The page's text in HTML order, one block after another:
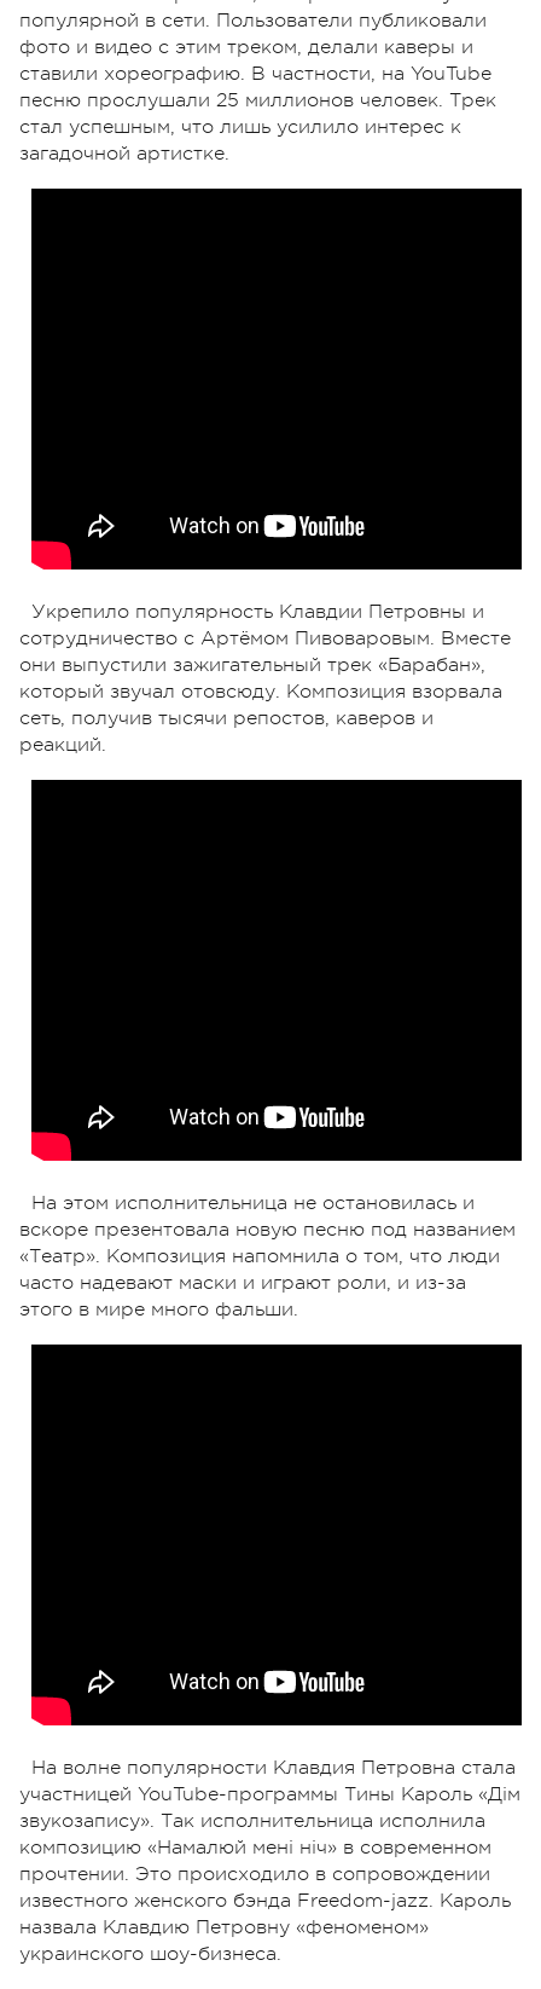
популярной в сети. Пользователи публиковали
фото и видео с этим треком, делали каверы и
ставили хореографию. В частности, на YouTube
песню прослушали 25 миллионов человек. Трек
стал успешным, что лишь усилило интерес к
загадочной артистке.
Укрепило популярность Клавдии Петровны и
сотрудничество с Артёмом Пивоваровым. Вместе
они выпустили зажигательный трек «Барабан»,
который звучал отовсюду. Композиция взорвала
сеть, получив тысячи репостов, каверов и
реакций.
На этом исполнительница не остановилась и
вскоре презентовала новую песню под названием
«Театр». Композиция напомнила о том, что люди
часто надевают маски и играют роли, и из-за
этого в мире много фальши.
На волне популярности Клавдия Петровна стала
участницей YouTube-программы Тины Кароль «Дім
звукозапису». Так исполнительница исполнила
композицию «Намалюй мені ніч» в современном
прочтении. Это происходило в сопровождении
известного женского бэнда Freedom-jazz. Кароль
назвала Клавдию Петровну «феноменом»
украинского шоу-бизнеса.